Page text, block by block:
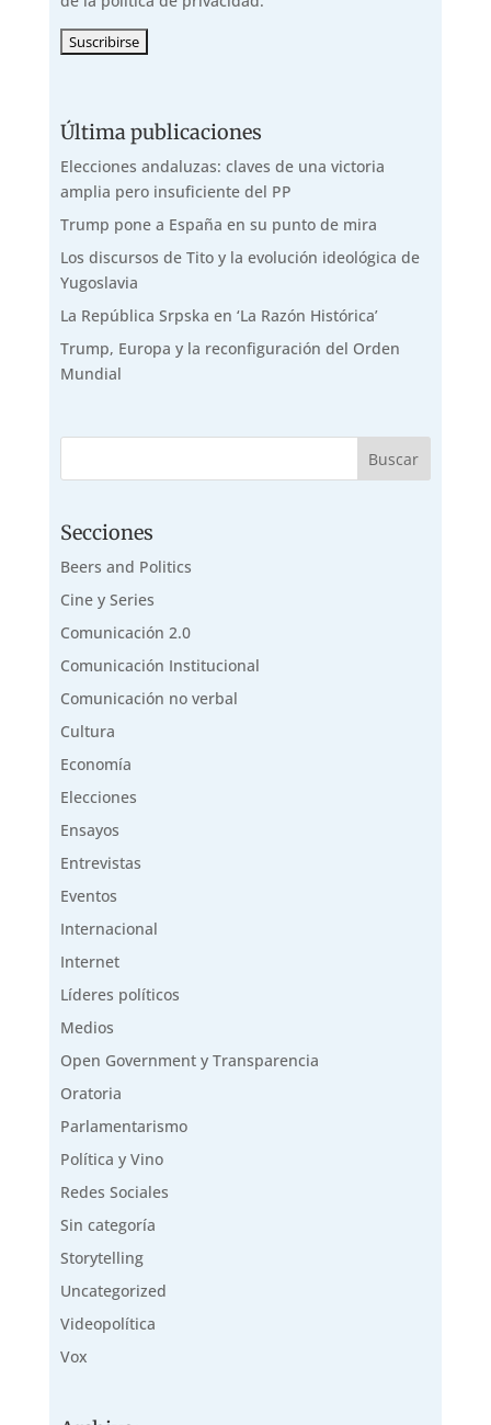
Última publicaciones
Elecciones andaluzas: claves de una victoria
amplia pero insuficiente del PP
Trump pone a España en su punto de mira
Los discursos de Tito y la evolución ideológica de
Yugoslavia
La República Srpska en ‘La Razón Histórica’
Trump, Europa y la reconfiguración del Orden
Mundial
Secciones
Beers and Politics
Cine y Series
Comunicación 2.0
Comunicación Institucional
Comunicación no verbal
Cultura
Economía
Elecciones
Ensayos
Entrevistas
Eventos
Internacional
Internet
Líderes políticos
Medios
Open Government y Transparencia
Oratoria
Parlamentarismo
Política y Vino
Redes Sociales
Sin categoría
Storytelling
Uncategorized
Videopolítica
Vox